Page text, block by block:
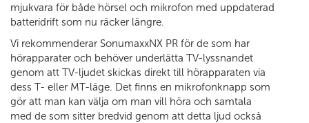
mjukvara för både hörsel och mikrofon med uppdaterad
batteridrift som nu räcker längre.
Vi rekommenderar SonumaxxNX PR för de som har
hörapparater och behöver underlätta TV-lyssnandet
genom att TV-ljudet skickas direkt till hörapparaten via
dess T- eller MT-läge. Det finns en mikrofonknapp som
gör att man kan välja om man vill höra och samtala
med de som sitter bredvid genom att detta ljud också